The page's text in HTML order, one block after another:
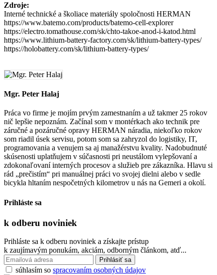
Zdroje:
Interné technické a školiace materiály spoločnosti HERMAN
https://www.batemo.com/products/batemo-cell-explorer
https://electro.tomathouse.com/sk/chto-takoe-anod-i-katod.html
https://www.lithium-battery-factory.com/sk/lithium-battery-types/
https://holobattery.com/sk/lithium-battery-types/
Mgr. Peter Halaj
Práca vo firme je mojím prvým zamestnaním a už takmer 25 rokov
nič lepšie nepoznám. Začínal som v montérkach ako technik pre
záručné a pozáručné opravy HERMAN náradia, niekoľko rokov
som riadil úsek servisu, potom som sa zahryzol do logistiky, IT,
programovania a venujem sa aj manažérstvu kvality. Nadobudnuté
skúsenosti uplatňujem v súčasnosti pri neustálom vylepšovaní a
zdokonaľovaní interných procesov a služieb pre zákazníka. Hlavu si
rád „prečistím“ pri manuálnej práci vo svojej dielni alebo v sedle
bicykla hltaním nespočetných kilometrov u nás na Gemeri a okolí.
Prihláste sa
k odberu noviniek
Prihláste sa k odberu noviniek a získajte prístup
k zaujímavým ponukám, akciám, odborným článkom, atď...
súhlasím so spracovaním osobných údajov